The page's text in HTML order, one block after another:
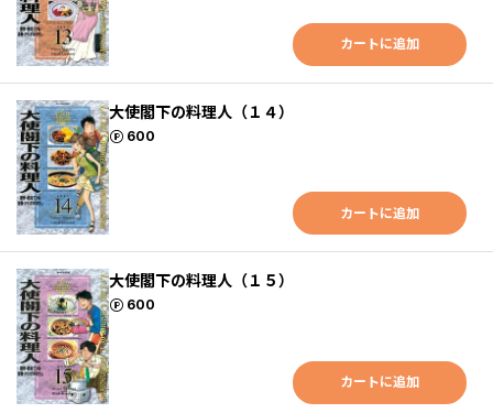
カートに追加
大使閣下の料理人（１４）
600
ポイント
カートに追加
大使閣下の料理人（１５）
600
ポイント
カートに追加